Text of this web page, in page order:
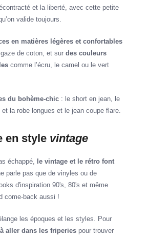
et la liberté, avec cette petite
valide toujours.
en matières légères et confortables
de coton, et sur des couleurs
comme l’écru, le camel ou le vert
du bohème-chic : le short en jean, le
la robe longues et le jean coupe flare.
en style vintage
échappé, le vintage et le rétro font
parle pas que de vinyles ou de
d'inspiration 90's, 80's et même
come-back aussi !
les époques et les styles. Pour
aller dans les friperies pour trouver